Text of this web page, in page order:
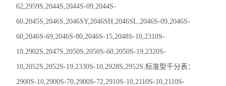
62,2959S,2044S,2044S-09,2044S-
60,2045S,2046S,2046SY,2046SH,2046SL,2046S-09,2046S-
60,2046S-69,2046S-80,2046S-15,2048S-10,2310S-
10,2902S,2047S,2050S,2050S-60,2050S-19,2320S-
10,2052S,2052S-19,2330S-10,2928S,2952S;标准型千分表：
2900S-10,2900S-70,2900S-72,2910S-10,2110S-10,2110S-